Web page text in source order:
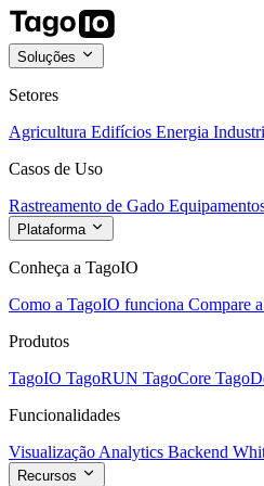
Soluções
Setores
Agricultura Edifícios Energia
Casos de Uso
Rastreamento de Gado
Plataforma
Conheça a TagoIO
Como a TagoIO funciona Compare
Produtos
TagoIO TagoRUN TagoCore
Funcionalidades
Visualização Analytics Backend
Recursos